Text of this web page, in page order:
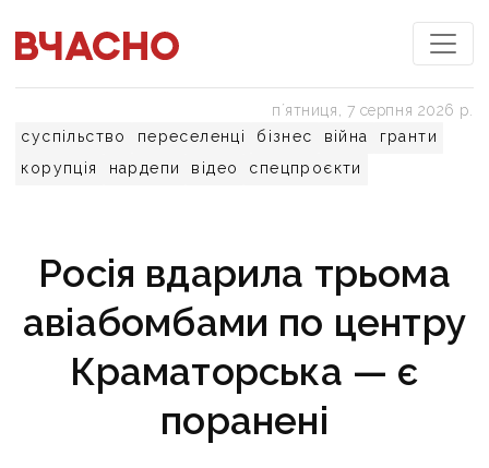
суспільство переселенці бізнес війна
гранти
корупція
нардепи відео спецпроєкти
пʼятниця, 7 серпня 2026 р.
Росія вдарила трьома
авіабомбами по центру
Краматорська — є
поранені